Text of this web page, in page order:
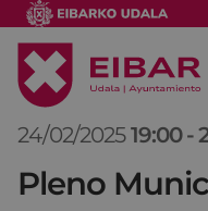
24/02/2025 19:00 -
Pleno